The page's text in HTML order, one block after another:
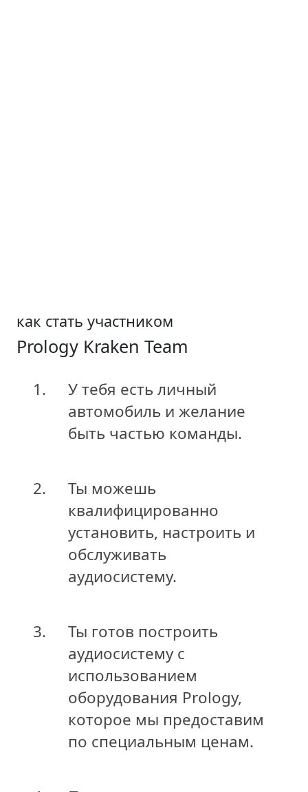
как стать участником
Prology Kraken Team
1.
У тебя есть личный
автомобиль и желание
быть частью команды.
2.
Ты можешь
квалифицированно
установить, настроить и
обслуживать
аудиосистему.
3.
Ты готов построить
аудиосистему с
использованием
оборудования Prology,
которое мы предоставим
по специальным ценам.